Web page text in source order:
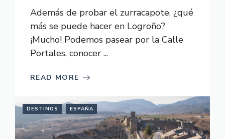
Además de probar el zurracapote, ¿qué
más se puede hacer en Logroño?
¡Mucho! Podemos pasear por la Calle
Portales, conocer ...
READ MORE
DESTINOS ESPAÑA